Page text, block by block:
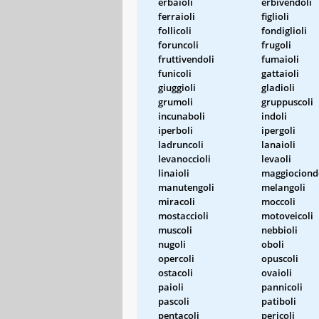
ferraioli
figlioli
follicoli
fondiglioli
foruncoli
frugoli
fruttivendoli
fumaioli
funicoli
gattaioli
giuggioli
gladioli
grumoli
gruppuscoli
incunaboli
indoli
iperboli
ipergoli
ladruncoli
lanaioli
levanoccioli
levaoli
linaioli
manutengoli
melangoli
miracoli
moccoli
mostaccioli
motoveicoli
muscoli
nebbioli
nugoli
oboli
opercoli
opuscoli
ostacoli
ovaioli
paioli
pannicoli
pascoli
patiboli
pentacoli
pericoli